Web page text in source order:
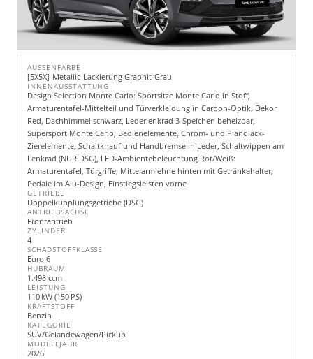
AUSSENFARBE
5X5X Metallic-Lackierung Graphit-Grau
INNENAUSSTATTUNG
Design Selection Monte Carlo: Sportsitze Monte Carlo in Stoff,
Armaturentafel-Mittelteil und Türverkleidung in Carbon-Optik, Dekor
Red, Dachhimmel schwarz, Lederlenkrad 3-Speichen beheizbar,
Supersport Monte Carlo, Bedienelemente, Chrom- und Pianolack-
Zierelemente, Schaltknauf und Handbremse in Leder, Schaltwippen am
Lenkrad (NUR DSG), LED-Ambientebeleuchtung Rot/Weiß:
Armaturentafel, Türgriffe; Mittelarmlehne hinten mit Getränkehalter,
Pedale im Alu-Design, Einstiegsleisten vorne
GETRIEBE
Doppelkupplungsgetriebe (DSG)
ANTRIEBSACHSE
Frontantrieb
ZYLINDER
4
SCHADSTOFFKLASSE
Euro 6
HUBRAUM
1.498 ccm
LEISTUNG
110 kW (150 PS)
KRAFTSTOFF
Benzin
KATEGORIE
SUV/Geländewagen/Pickup
MODELLJAHR
2026